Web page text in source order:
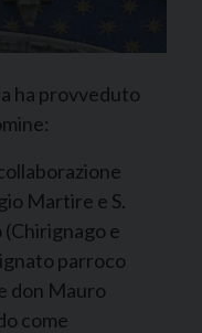
ha provveduto
Martire e S.
e
parroco
don Mauro
come